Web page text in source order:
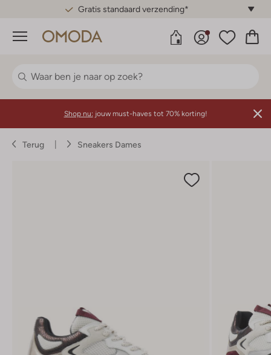
Gratis standaard verzending*
Menu
Shop nu: jouw must-haves tot 70% korting!
Terug Sneakers Dames